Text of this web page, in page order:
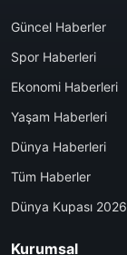
Güncel Haberler
Spor Haberleri
Ekonomi Haberleri
Yaşam Haberleri
Dünya Haberleri
Tüm Haberler
Dünya Kupası 2026
Kurumsal